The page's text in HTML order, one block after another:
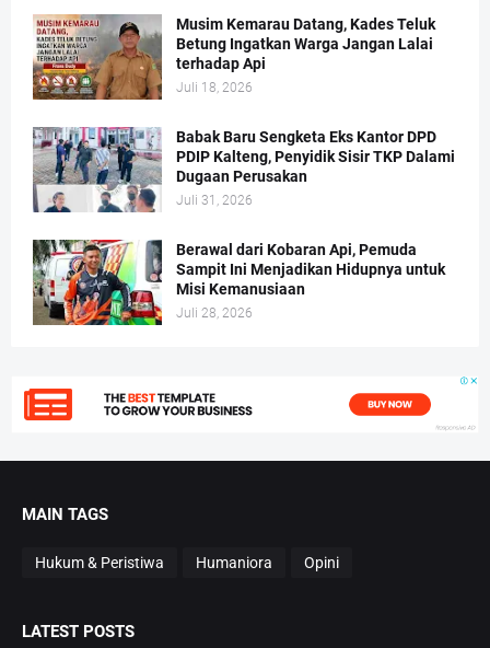
Musim Kemarau Datang, Kades Teluk
Betung Ingatkan Warga Jangan Lalai
terhadap Api
Juli 18, 2026
Babak Baru Sengketa Eks Kantor DPD
PDIP Kalteng, Penyidik Sisir TKP Dalami
Dugaan Perusakan
Juli 31, 2026
Berawal dari Kobaran Api, Pemuda
Sampit Ini Menjadikan Hidupnya untuk
Misi Kemanusiaan
Juli 28, 2026
MAIN TAGS
Hukum & Peristiwa Humaniora Opini
LATEST POSTS